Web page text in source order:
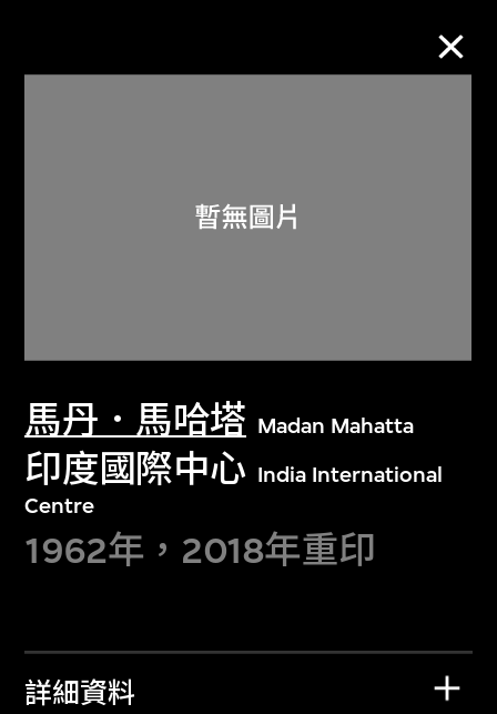
馬丹．馬哈塔 Madan Mahatta
印度國際中心 India International
Centre
1962年，2018年重印
詳細資料
關於M+藏品
探索世界頂級的二十及二十一世紀視覺
文化藏品。